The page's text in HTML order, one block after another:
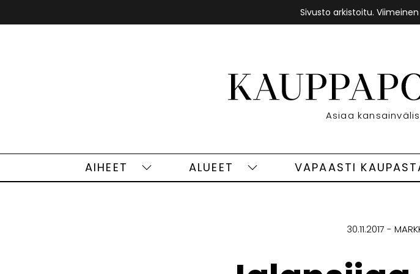
Sivusto arkistoitu.
Asiaa
AIHEET
Aiheet
ALUEET
Alueet
VAPAASTI
30.11.2017